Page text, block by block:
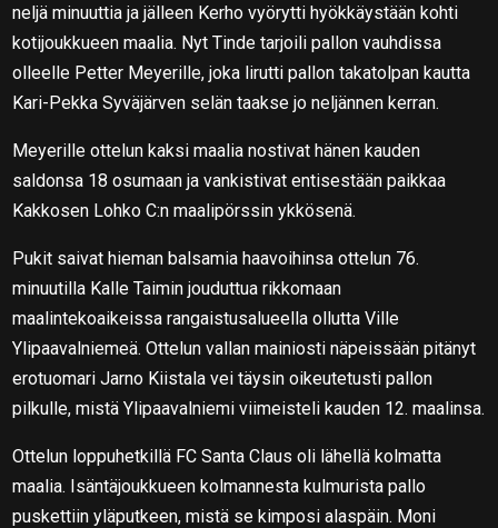
neljä minuuttia ja jälleen Kerho vyörytti hyökkäystään kohti
kotijoukkueen maalia. Nyt Tinde tarjoili pallon vauhdissa
olleelle Petter Meyerille, joka lirutti pallon takatolpan kautta
Kari-Pekka Syväjärven selän taakse jo neljännen kerran.
Meyerille ottelun kaksi maalia nostivat hänen kauden
saldonsa 18 osumaan ja vankistivat entisestään paikkaa
Kakkosen Lohko C:n maalipörssin ykkösenä.
Pukit saivat hieman balsamia haavoihinsa ottelun 76.
minuutilla Kalle Taimin jouduttua rikkomaan
maalintekoaikeissa rangaistusalueella ollutta Ville
Ylipaavalniemeä. Ottelun vallan mainiosti näpeissään pitänyt
erotuomari Jarno Kiistala vei täysin oikeutetusti pallon
pilkulle, mistä Ylipaavalniemi viimeisteli kauden 12. maalinsa.
Ottelun loppuhetkillä FC Santa Claus oli lähellä kolmatta
maalia. Isäntäjoukkueen kolmannesta kulmurista pallo
puskettiin yläputkeen, mistä se kimposi alaspäin. Moni